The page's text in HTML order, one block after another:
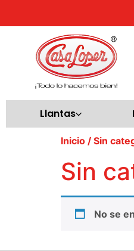
Llantas
Inicio / Sin
Sin
No se